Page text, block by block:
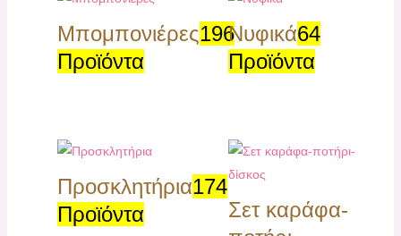
Μπομπονιέρες196
Προϊόντα
Νυφικά64
Προϊόντα
Προσκλητήρια174
Προϊόντα
Σετ καράφα-